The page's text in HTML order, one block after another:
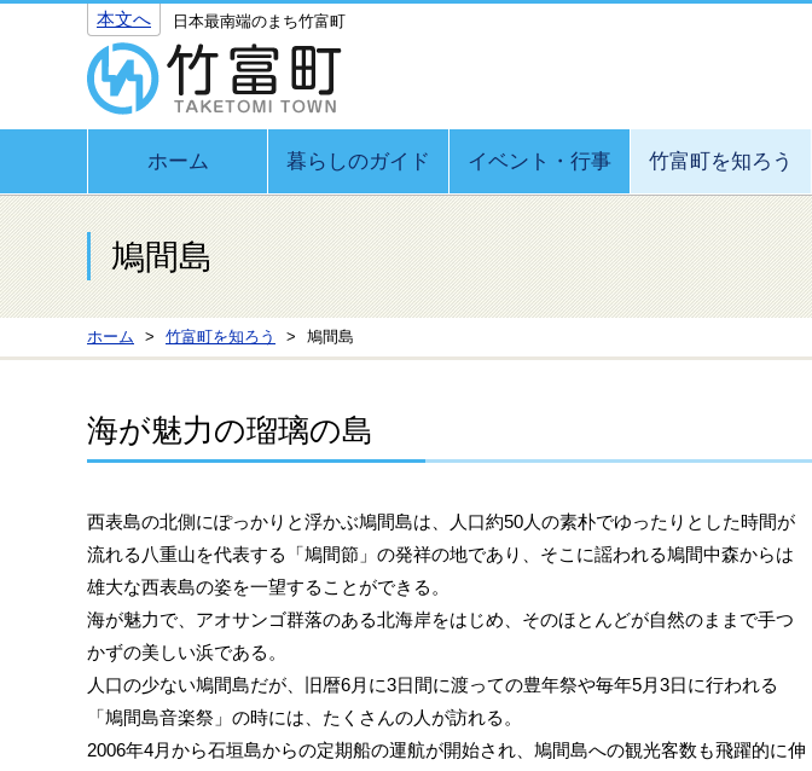
本文へ 日本最南端のまち竹富町
ホーム 暮らしのガイド イベント・行事 竹富町を知ろう
鳩間島
ホーム 竹富町を知ろう 鳩間島
海が魅力の瑠璃の島
西表島の北側にぽっかりと浮かぶ鳩間島は、人口約50人の素朴でゆったりとした時間が
流れる八重山を代表する「鳩間節」の発祥の地であり、そこに謡われる鳩間中森からは
雄大な西表島の姿を一望することができる。
海が魅力で、アオサンゴ群落のある北海岸をはじめ、そのほとんどが自然のままで手つ
かずの美しい浜である。
人口の少ない鳩間島だが、旧暦6月に3日間に渡っての豊年祭や毎年5月3日に行われる
「鳩間島音楽祭」の時には、たくさんの人が訪れる。
2006年4月から石垣島からの定期船の運航が開始され、鳩間島への観光客数も飛躍的に伸